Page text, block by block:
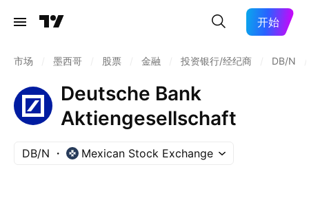
开始
市场 墨西哥 股票 金融 投资银行/经纪商 DB/N
Deutsche Bank
Aktiengesellschaft
DB/N Mexican Stock Exchange